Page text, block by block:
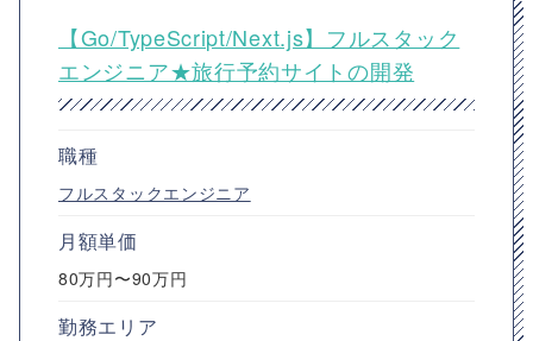
【Go/TypeScript/Next.js】フルスタック
エンジニア★旅行予約サイトの開発
職種
フルスタックエンジニア
月額単価
80万円〜90万円
勤務エリア